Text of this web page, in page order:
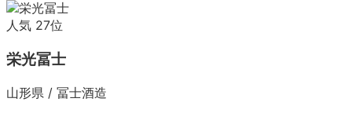
人気 27位
栄光冨士
山形県 / 冨士酒造